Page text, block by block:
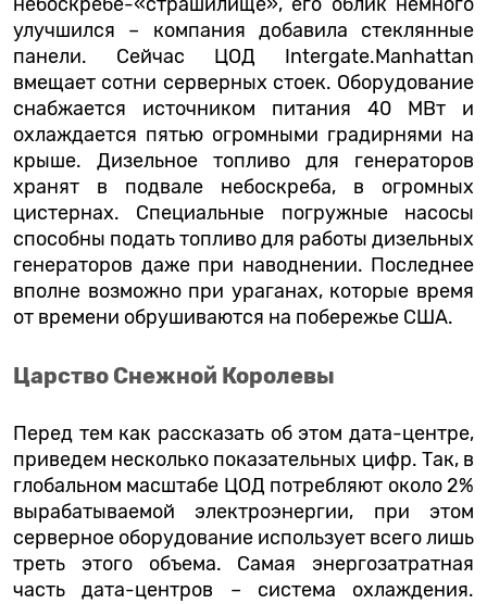
небоскребе-«страшилище», его облик немного
улучшился – компания добавила стеклянные
панели. Сейчас ЦОД Intergate.Manhattan
вмещает сотни серверных стоек. Оборудование
снабжается источником питания 40 МВт и
охлаждается пятью огромными градирнями на
крыше. Дизельное топливо для генераторов
хранят в подвале небоскреба, в огромных
цистернах. Специальные погружные насосы
способны подать топливо для работы дизельных
генераторов даже при наводнении. Последнее
вполне возможно при ураганах, которые время
от времени обрушиваются на побережье США.
Царство Снежной Королевы
Перед тем как рассказать об этом дата-центре,
приведем несколько показательных цифр. Так, в
глобальном масштабе ЦОД потребляют около 2%
вырабатываемой электроэнергии, при этом
серверное оборудование использует всего лишь
треть этого объема. Самая энергозатратная
часть дата-центров – система охлаждения.